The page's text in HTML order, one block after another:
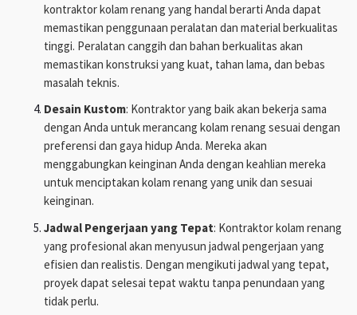
kontraktor kolam renang yang handal berarti Anda dapat
memastikan penggunaan peralatan dan material berkualitas
tinggi. Peralatan canggih dan bahan berkualitas akan
memastikan konstruksi yang kuat, tahan lama, dan bebas
masalah teknis.
Desain Kustom: Kontraktor yang baik akan bekerja sama
dengan Anda untuk merancang kolam renang sesuai dengan
preferensi dan gaya hidup Anda. Mereka akan
menggabungkan keinginan Anda dengan keahlian mereka
untuk menciptakan kolam renang yang unik dan sesuai
keinginan.
Jadwal Pengerjaan yang Tepat: Kontraktor kolam renang
yang profesional akan menyusun jadwal pengerjaan yang
efisien dan realistis. Dengan mengikuti jadwal yang tepat,
proyek dapat selesai tepat waktu tanpa penundaan yang
tidak perlu.